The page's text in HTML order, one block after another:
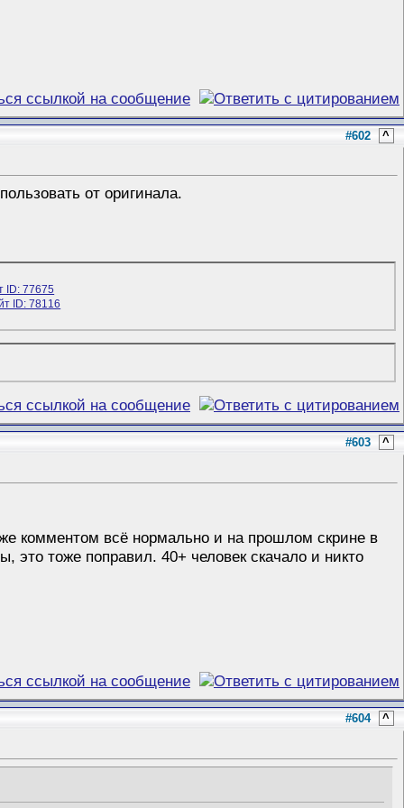
#602 ^
от оригинала.
#603 ^
комментом всё нормально и на прошлом скрине в
это тоже поправил. 40+ человек скачало и никто
#604 ^